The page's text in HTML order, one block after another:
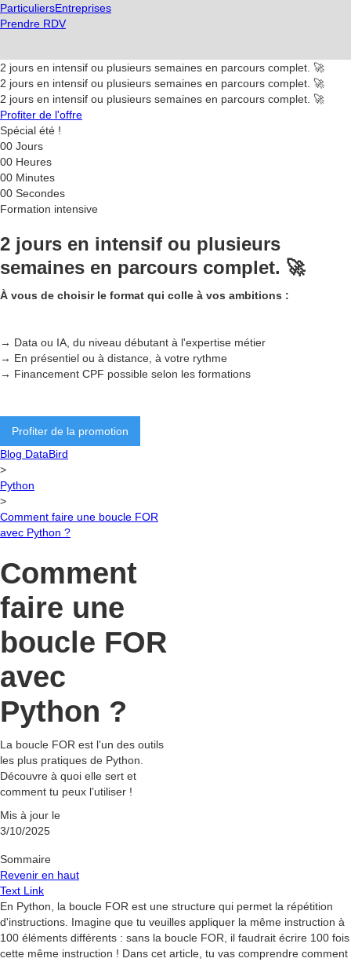
ParticuliersEntreprises
Prendre RDV
2 jours en intensif ou plusieurs semaines en parcours complet. 🚀
2 jours en intensif ou plusieurs semaines en parcours complet. 🚀
2 jours en intensif ou plusieurs semaines en parcours complet. 🚀
Profiter de l'offre
Spécial été !
00 Jours
00 Heures
00 Minutes
00 Secondes
Formation intensive
2 jours en intensif ou plusieurs
semaines en parcours complet. 🚀
À vous de choisir le format qui colle à vos ambitions :
→ Data ou IA, du niveau débutant à l'expertise métier
→ En présentiel ou à distance, à votre rythme
→ Financement CPF possible selon les formations
Profiter de la promotion
Blog DataBird
>
Python
>
Comment faire une boucle FOR
avec Python ?
Comment
faire une
boucle FOR
avec
Python ?
La boucle FOR est l’un des outils
les plus pratiques de Python.
Découvre à quoi elle sert et
comment tu peux l’utiliser !
Mis à jour le
3/10/2025
Sommaire
Revenir en haut
Text Link
En Python, la boucle FOR est une structure qui permet la répétition
d'instructions. Imagine que tu veuilles appliquer la même instruction à
100 éléments différents : sans la boucle FOR, il faudrait écrire 100 fois
cette même instruction ! Dans cet article, tu vas comprendre comment